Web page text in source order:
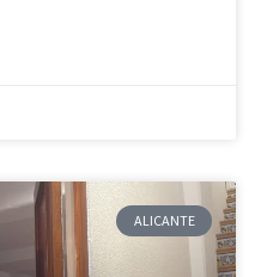
ALICANTE